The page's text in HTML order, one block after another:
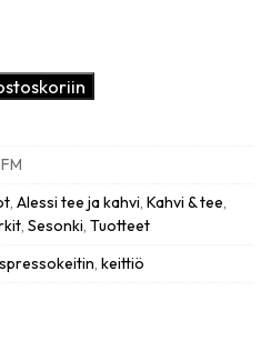
, Alessi tee ja kahvi, Kahvi & tee,
, Sesonki, Tuotteet
, keittiö